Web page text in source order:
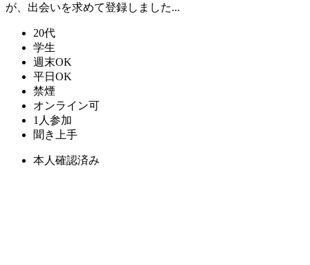
が、出会いを求めて登録しました...
20代
学生
週末OK
平日OK
禁煙
オンライン可
1人参加
聞き上手
本人確認済み